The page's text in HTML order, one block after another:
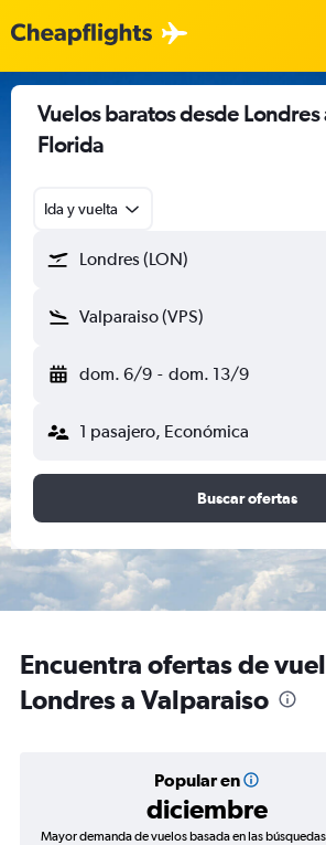
Vuelos baratos desde Londres
Florida
Ida y vuelta
Londres (LON)
Valparaiso (VPS)
dom. 6/9 - dom. 13/9
1 pasajero, Económica
Buscar ofertas
Encuentra ofertas de
Londres a Valparaiso
Popular en
diciembre
Mayor demanda de vuelos basada en las